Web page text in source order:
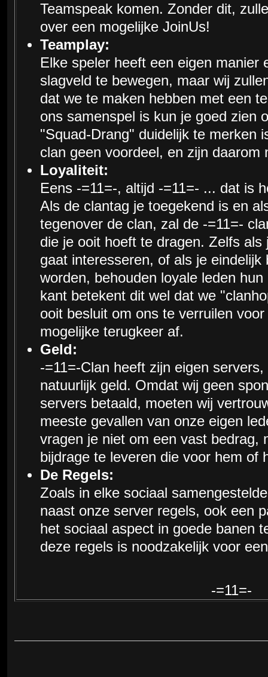
Teamspeak komen. Zonder dit,
over een mogelijke JoinUs!
Teamplay:
Elke speler heeft een eigen manier
slagveld te bewegen, maar wij
dat we te maken hebben met een
ons samenspel is kun je goed zien
"Squad-Drang" duidelijk te merken
clan geen voordeel, en zijn daarom
Loyaliteit:
Eens -=11=-, altijd -=11=- ... dat is
Als de clantag je toegekend is en
tegenover de clan, zal de -=11=-
die je ooit hoeft te dragen. Zelfs als
gaat interesseren, of als je eindelijk
worden, behouden loyale leden
kant betekent dit wel dat we
ooit besluit om ons te verruilen
mogelijke terugkeer af.
Geld:
-=11=-Clan heeft zijn eigen
natuurlijk geld. Omdat wij geen
servers betaald, moeten wij
meeste gevallen van onze eigen
vragen je niet om een vast bedrag,
bijdrage te leveren die voor hem of
De Regels:
Zoals in elke sociaal
naast onze server regels, ook een
het sociaal aspect in goede banen
deze regels is noodzakelijk voor
-=11=-